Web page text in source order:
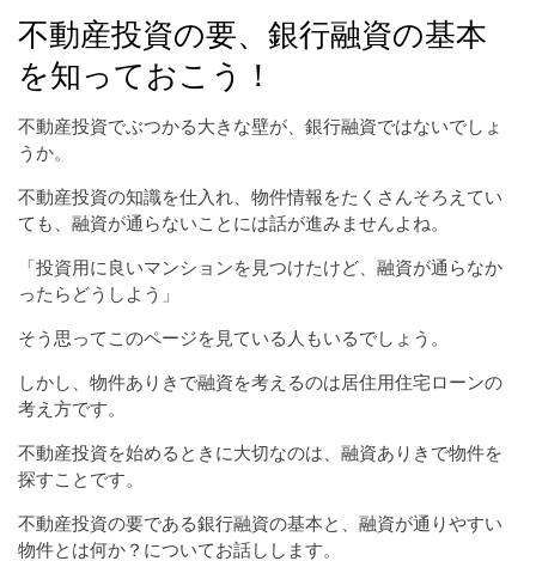
不動産投資の要、銀行融資の基本
を知っておこう！
不動産投資でぶつかる大きな壁が、銀行融資ではないでしょ
うか。
不動産投資の知識を仕入れ、物件情報をたくさんそろえてい
ても、融資が通らないことには話が進みませんよね。
「投資用に良いマンションを見つけたけど、融資が通らなか
ったらどうしよう」
そう思ってこのページを見ている人もいるでしょう。
しかし、物件ありきで融資を考えるのは居住用住宅ローンの
考え方です。
不動産投資を始めるときに大切なのは、融資ありきで物件を
探すことです。
不動産投資の要である銀行融資の基本と、融資が通りやすい
物件とは何か？についてお話しします。